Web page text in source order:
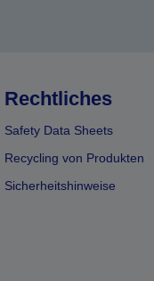
Rechtliches
Safety Data Sheets
Recycling von Produkten
Sicherheitshinweise